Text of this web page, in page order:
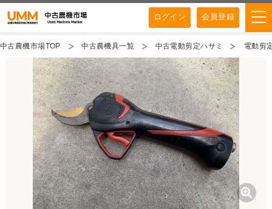
ログイン 会員登録
中古農機市場TOP 中古農機具一覧 中古電動剪定ハサミ 電動剪